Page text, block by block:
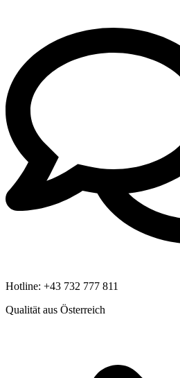
Hotline: +43 732 777 811
Qualität aus Österreich